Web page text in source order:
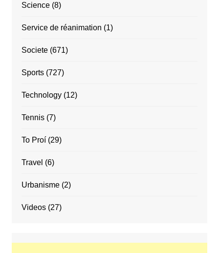
Science(8)
Service de réanimation (1)
Societe(671)
Sports(727)
Technology(12)
Tennis(7)
To Proí(29)
Travel (6)
Urbanisme(2)
Videos(27)